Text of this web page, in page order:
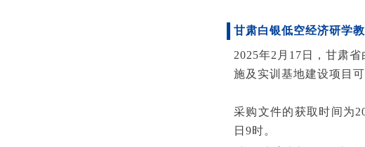
甘肃白银低空经济研学
2025年2月17日，甘肃
施及实训基地建设项目
采购文件的获取时间为
日9时。